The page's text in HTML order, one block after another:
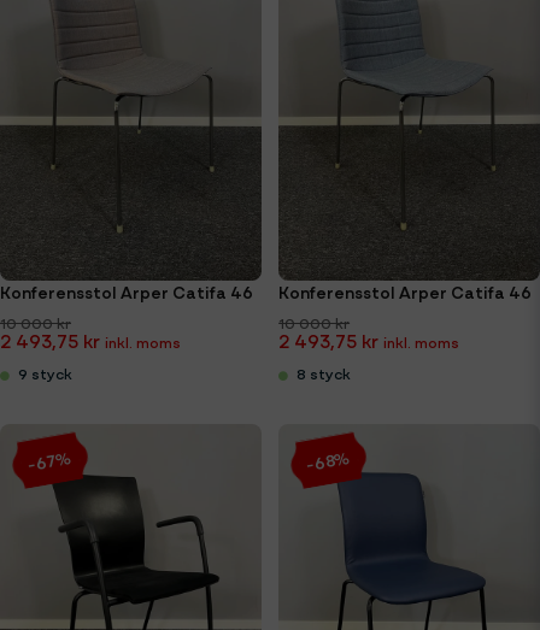
Konferensstol Arper Catifa 46
10 000 kr
2 493,75 kr
9 styck
Konferensstol Arper Catifa 46
10 000 kr
2 493,75 kr
8 styck
-67% -68%